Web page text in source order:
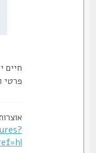
חיים
פרטי וזה
אוצרות
ref=hl